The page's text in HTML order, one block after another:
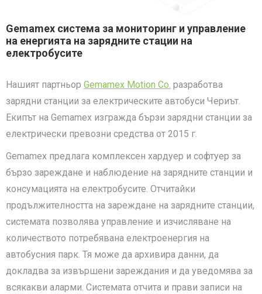
Gemamex система за мониторинг и управление
на енергията на зарядните стации на
електробусите
Нашият партньор Gemamex Motion Co. разработва
зарядни станции за електрическите автобуси Чериът.
Екипът на Gemamex изгражда бързи зарядни станции за
електрически превозни средства от 2015 г.
Gemamex предлага комплексен хардуер и софтуер за
бързо зареждане и наблюдение на зарядните станции и
консумацията на електробусите. Отчитайки
продължителността на зареждане на зарядните станции,
системата позволява управление и изчисляване на
количеството потребявана електроенергия на
автобусния парк. Тя може да архивира данни, да
докладва за извършени зареждания и да уведомява за
всякакви аларми. Системата отчита и прави записи на